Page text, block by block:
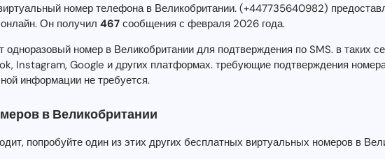
номер телефона в Великобритании. (+447735640982)
Он получил 467 сообщения с февраля 2026 года.
одноразовый номер в Великобритании для подтверждения по SMS. в таких
Instagram, Google и других платформах. требующие подтверждения
информации не требуется.
в Великобритании
попробуйте один из этих других бесплатных виртуальных номеров в